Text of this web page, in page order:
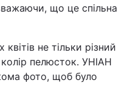
що це спільна
не тільки різний
колір пелюсток. УНІАН
фото, щоб було